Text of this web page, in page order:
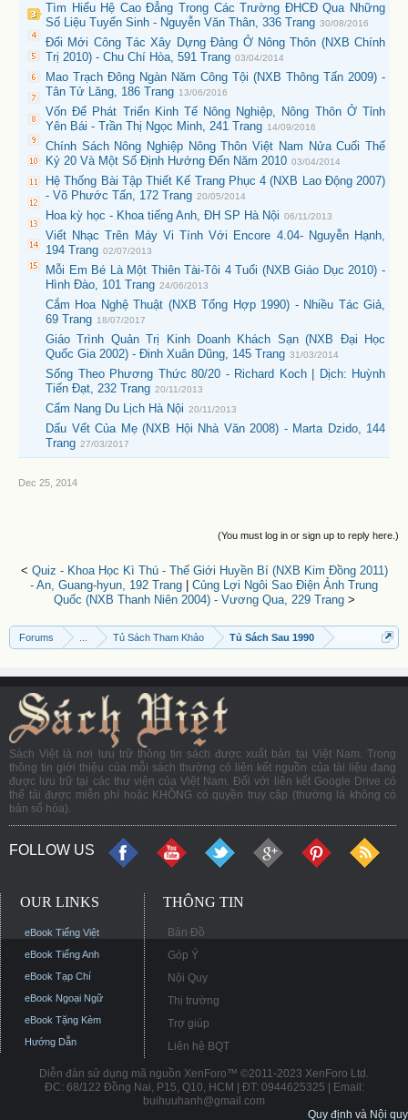
Tìm Hiểu Hệ Cao Đẳng Trong Các Trường ĐHCĐ Qua Những
Số Liệu Tuyển Sinh - Nguyễn Văn Thân, 336 Trang 30/08/2016
Đổi Mới Công Tác Xây Dựng Đảng Ở Nông Thôn (NXB Chính
Trị 2010) - Chu Chí Hòa, 591 Trang 03/04/2014
Mao Trạch Đông Ngàn Năm Công Tội (NXB Thông Tấn 2009) -
Tân Tử Lăng, 186 Trang 13/06/2016
Vốn Để Phát Triển Kinh Tế Nông Nghiệp, Nông Thôn Ở Tỉnh
Yên Bái - Trần Thị Ngọc Minh, 241 Trang 14/09/2016
Chính Sách Nông Nghiệp Nông Thôn Việt Nam Nửa Cuối Thế
Kỷ 20 Và Một Số Định Hướng Đến Năm 2010 03/04/2014
Hệ Thống Bài Tập Thiết Kế Trang Phục 4 (NXB Lao Động 2007)
- Võ Phước Tấn, 172 Trang 20/05/2014
Hoa kỳ học - Khoa tiếng Anh, ĐH SP Hà Nội 06/11/2013
Viết Nhạc Trên Máy Vi Tính Với Encore 4.04- Nguyễn Hạnh,
194 Trang 02/07/2013
Mỗi Em Bé Là Một Thiên Tài-Tôi 4 Tuổi (NXB Giáo Dục 2010) -
Hình Đào, 101 Trang 24/06/2013
Cắm Hoa Nghệ Thuật (NXB Tổng Hợp 1990) - Nhiều Tác Giả,
69 Trang 18/07/2017
Giáo Trình Quản Trị Kinh Doanh Khách Sạn (NXB Đại Học
Quốc Gia 2002) - Đinh Xuân Dũng, 145 Trang 31/03/2014
Sống Theo Phương Thức 80/20 - Richard Koch | Dịch: Huỳnh
Tiến Đạt, 232 Trang 20/11/2013
Cẩm Nang Du Lịch Hà Nội 20/11/2013
Dấu Vết Của Mẹ (NXB Hội Nhà Văn 2008) - Marta Dzido, 144
Trang 27/03/2017
Dec 25, 2014
(You must log in or sign up to reply here.)
< Quiz - Khoa Học Kì Thú - Thế Giới Huyền Bí (NXB Kim Đồng 2011)
- An, Guang-hyun, 192 Trang
Củng Lợi Ngôi Sao Điện Ảnh Trung
Quốc (NXB Thanh Niên 2004) - Vương Qua, 229 Trang>
Forums Tủ Sách Tham Khảo Tủ Sách Sau 1990
Sách Việt là nơi lưu trữ thông tin sách được xuất bản tại Việt Nam. Trong
thông tin giới thiệu của mỗi sách thường có liên kết nguồn của tài liệu đang
được lưu trữ tại các thư viện của Việt Nam. Đối với liên kết Google Drive có
thể tải được miễn phí hoặc KHÔNG có quyền truy cập (thường là không có
bản số hóa).
FOLLOW US
OUR LINKS
eBook Tiếng Việt
eBook Tiếng Anh
eBook Tạp Chí
eBook Ngoại Ngữ
eBook Tặng Kèm
Hướng Dẫn
THÔNG TIN
Bản Đồ
Góp Ý
Nội Quy
Thị trường
Trợ giúp
Liên hệ BQT
Diễn đàn sử dụng mã nguồn XenForo™ ©2011-2023 XenForo Ltd.
ĐC: 68/122 Đồng Nai, P15, Q10, HCM | ĐT: 0944625325 | Email:
buihuuhanh@gmail.com
Quy định và Nội quy